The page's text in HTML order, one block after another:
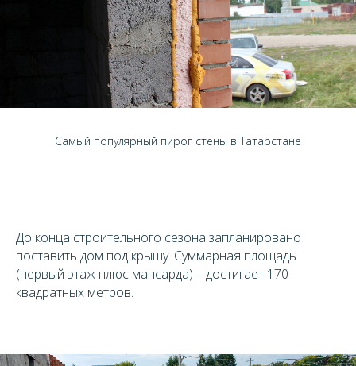
Самый популярный пирог стены в Татарстане
До конца строительного сезона запланировано
поставить дом под крышу. Суммарная площадь
(первый этаж плюс мансарда) – достигает 170
квадратных метров.